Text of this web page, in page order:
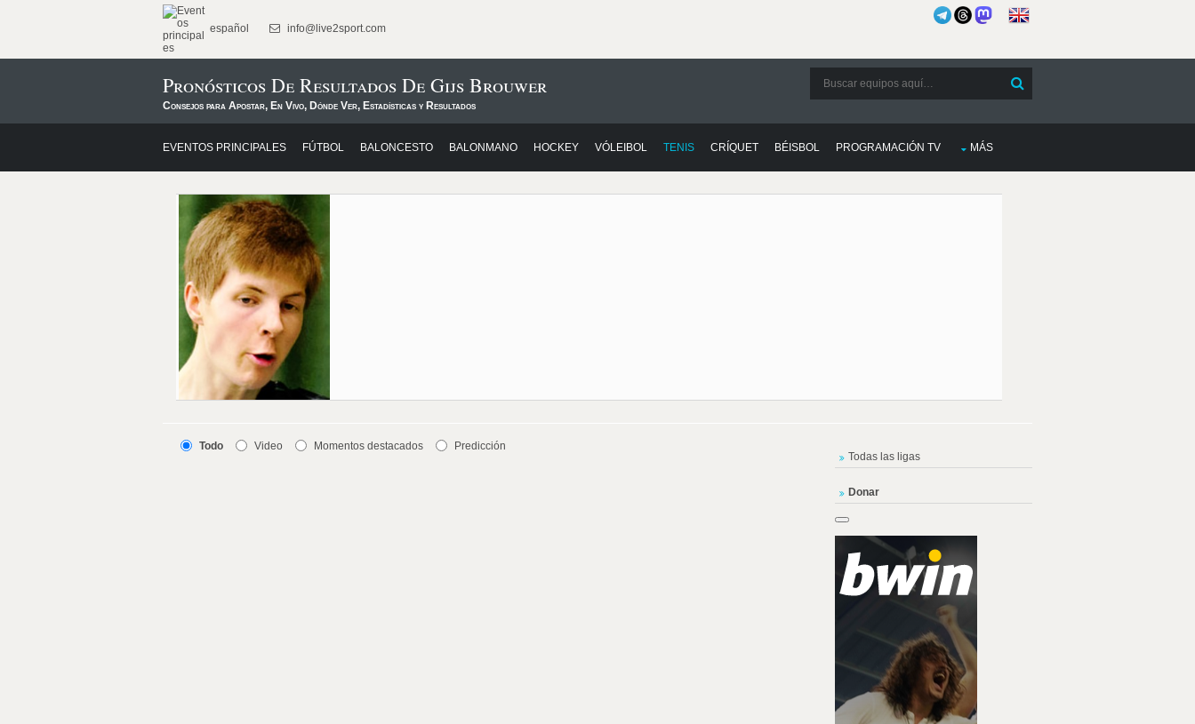
español info@live2sport.com
Pronósticos De Resultados De Gijs Brouwer
Consejos para Apostar, En Vivo, Dónde Ver, Estadísticas y Resultados
EVENTOS PRINCIPALES FÚTBOL BALONCESTO BALONMANO HOCKEY VÓLEIBOL TENIS CRÍQUET BÉISBOL PROGRAMACIÓN TV MÁS
Todo Video Momentos destacados Predicción
Todas las ligas
Donar